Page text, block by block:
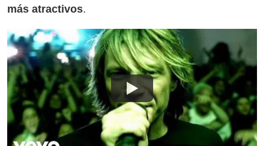
más atractivos.